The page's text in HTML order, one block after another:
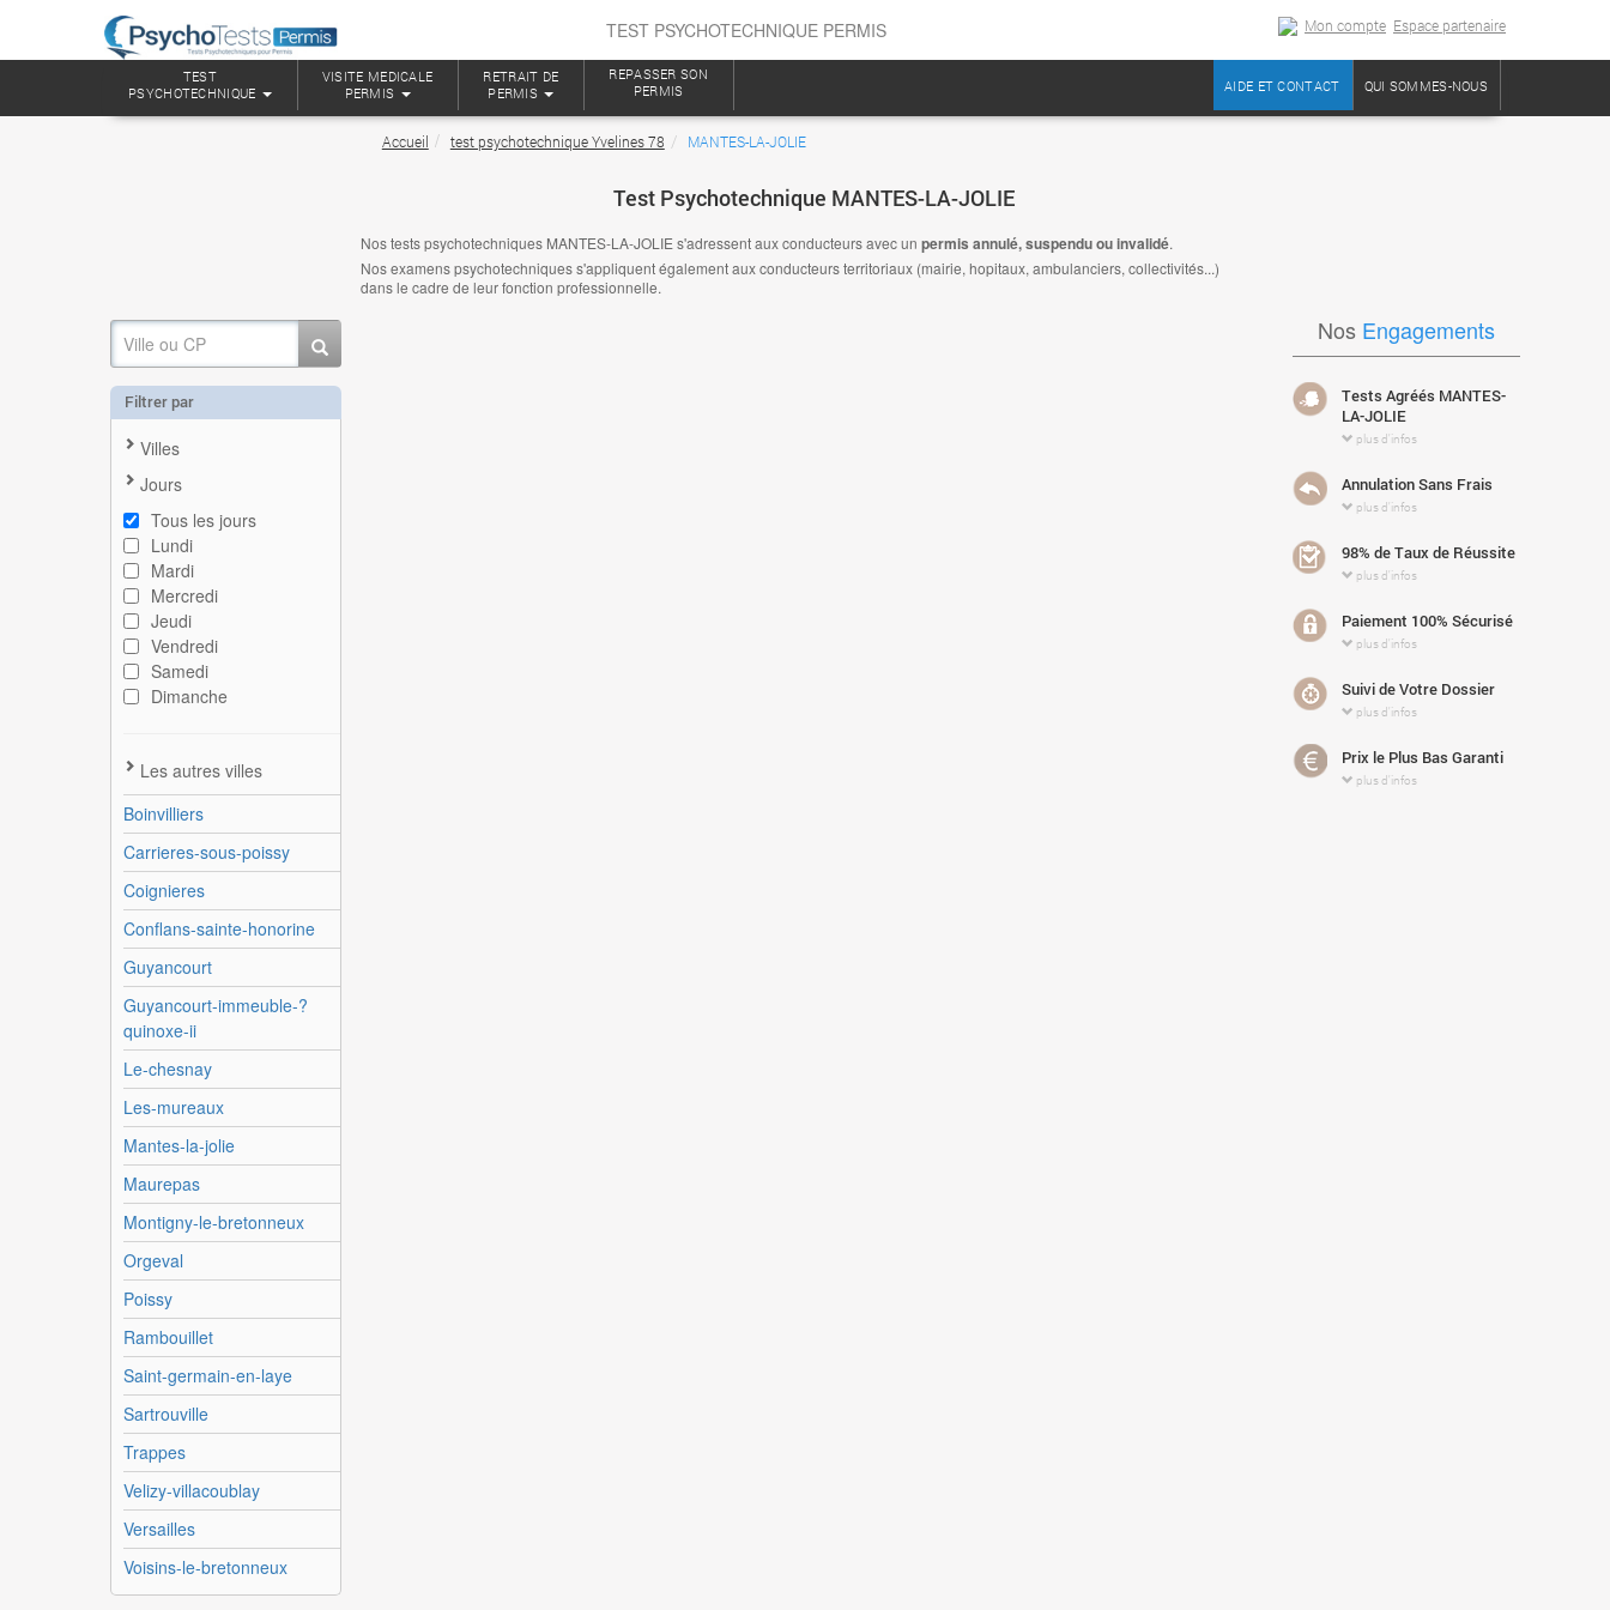
TEST PSYCHOTECHNIQUE PERMIS Mon compte Espace partenaire
TEST
PSYCHOTECHNIQUE
VISITE MEDICALE
PERMIS
RETRAIT DE
PERMIS
REPASSER SON
PERMIS
QUI SOMMES-NOUS
AIDE ET CONTACT
Accueil test psychotechnique Yvelines 78 MANTES-LA-JOLIE
Filtrer par
Villes
Jours
Tous les jours
Lundi
Mardi
Mercredi
Jeudi
Vendredi
Samedi
Dimanche
Les autres villes
Boinvilliers
Carrieres-sous-poissy
Coignieres
Conflans-sainte-honorine
Guyancourt
Guyancourt-immeuble-?
quinoxe-ii
Le-chesnay
Les-mureaux
Mantes-la-jolie
Maurepas
Montigny-le-bretonneux
Orgeval
Poissy
Rambouillet
Saint-germain-en-laye
Sartrouville
Trappes
Velizy-villacoublay
Versailles
Voisins-le-bretonneux
Test Psychotechnique MANTES-LA-JOLIE
Nos tests psychotechniques MANTES-LA-JOLIE s'adressent aux conducteurs avec un permis annulé, suspendu ou invalidé.
Nos examens psychotechniques s'appliquent également aux conducteurs territoriaux (mairie, hopitaux, ambulanciers, collectivités...)
dans le cadre de leur fonction professionnelle.
Nos Engagements
Tests Agréés MANTES-
LA-JOLIE
plus d'infos
Annulation Sans Frais
plus d'infos
98% de Taux de Réussite
plus d'infos
Paiement 100% Sécurisé
plus d'infos
Suivi de Votre Dossier
plus d'infos
Prix le Plus Bas Garanti
plus d'infos